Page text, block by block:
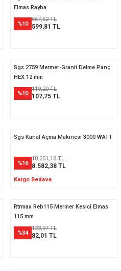
Elmas Rayba
%10
667,52 TL
599,81 TL
Sgs 2759 Mermer-Granit Delme Panç
HEX 12 mm
%10
119,20 TL
107,75 TL
Sgs Kanal Açma Makinesi 3000 WATT
%16
10.251,18 TL
8.582,38 TL
Kargo Bedava
Rtrmax Reb115 Mermer Kesici Elmas
115 mm
%34
123,97 TL
82,01 TL